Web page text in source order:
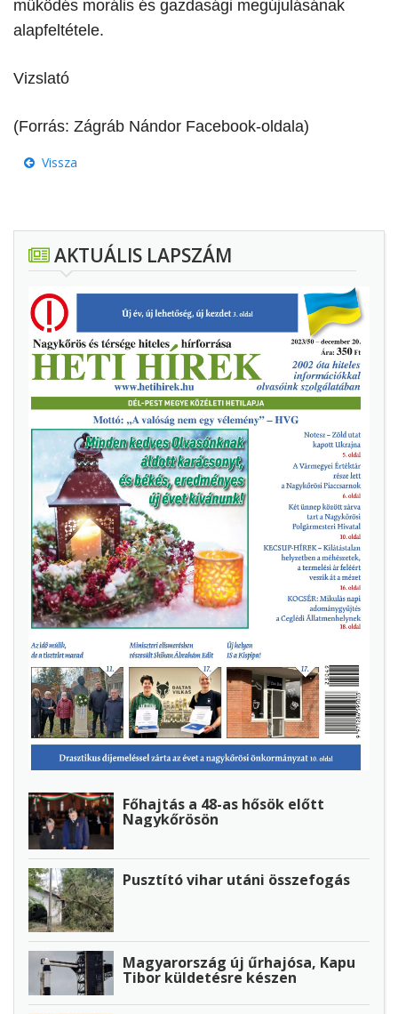
működés morális és gazdasági megújulásának
alapfeltétele.
Vizslató
(Forrás: Zágráb Nándor Facebook-oldala)
Vissza
AKTUÁLIS LAPSZÁM
Főhajtás a 48-as hősök előtt
Nagykőrösön
Pusztító vihar utáni összefogás
Magyarország új űrhajósa, Kapu
Tibor küldetésre készen